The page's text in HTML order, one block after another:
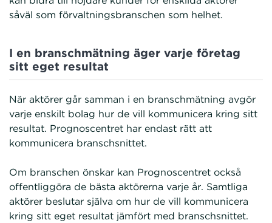
såväl som förvaltningsbranschen som helhet.
I en branschmätning äger varje företag
sitt eget resultat
När aktörer går samman i en branschmätning avgör
varje enskilt bolag hur de vill kommunicera kring sitt
resultat. Prognoscentret har endast rätt att
kommunicera branschsnittet.
Om branschen önskar kan Prognoscentret också
offentliggöra de bästa aktörerna varje år. Samtliga
aktörer beslutar själva om hur de vill kommunicera
kring sitt eget resultat jämfört med branschsnittet.